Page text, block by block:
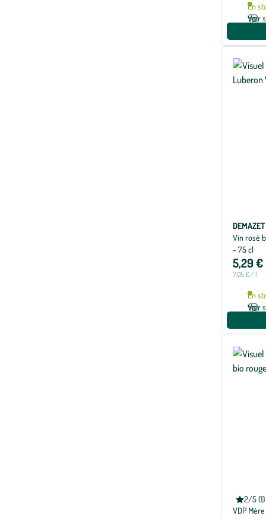
En
Voir
DEMAZET
Vin rosé
- 75 cl
5,29 €
7,05 € / l
En
Voir
2/5 (1)
Note
moyenne
DOMAINE
VDP